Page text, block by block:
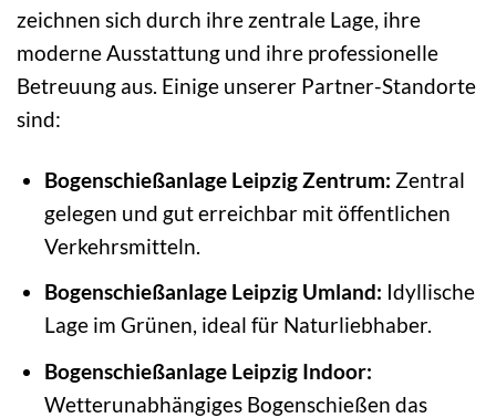
zeichnen sich durch ihre zentrale Lage, ihre
moderne Ausstattung und ihre professionelle
Betreuung aus. Einige unserer Partner-Standorte
sind:
Bogenschießanlage Leipzig Zentrum: Zentral
gelegen und gut erreichbar mit öffentlichen
Verkehrsmitteln.
Bogenschießanlage Leipzig Umland: Idyllische
Lage im Grünen, ideal für Naturliebhaber.
Bogenschießanlage Leipzig Indoor:
Wetterunabhängiges Bogenschießen das